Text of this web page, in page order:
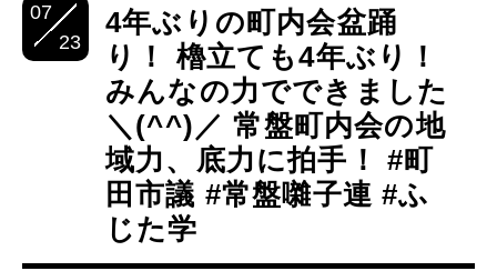
07
23
4年ぶりの町内会盆踊
り！ 櫓立ても4年ぶり！
みんなの力でできました
＼(^^)／ 常盤町内会の地
域力、底力に拍手！ #町
田市議 #常盤囃子連 #ふ
じた学